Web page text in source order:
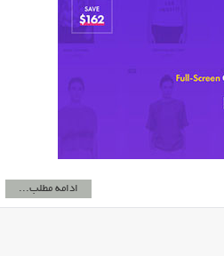
ادامه مطلب...